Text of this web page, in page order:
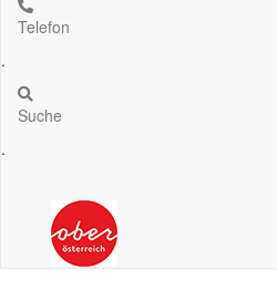
Telefon
.
Suche
.